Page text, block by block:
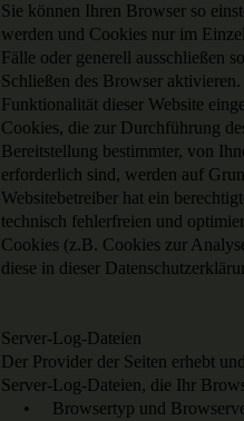
Sie können Ihren Browser so
werden und Cookies nur im
Fälle oder generell ausschließen
Schließen des Browser
Funktionalität dieser Website
Cookies, die zur Durchführung
Bereitstellung bestimmter, von
erforderlich sind, werden auf
Websitebetreiber hat ein
technisch fehlerfreien und
Cookies (z.B. Cookies zur
diese in dieser
Server-Log-Dateien
Der Provider der Seiten erhebt
Server-Log-Dateien, die Ihr
• Browsertyp und